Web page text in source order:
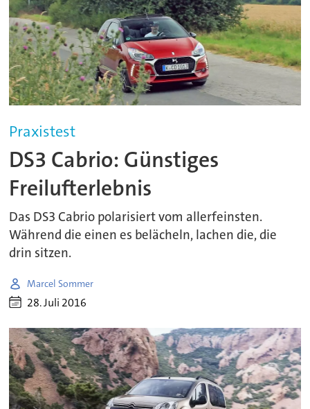
Praxistest
DS3 Cabrio: Günstiges
Freilufterlebnis
Das DS3 Cabrio polarisiert vom allerfeinsten.
Während die einen es belächeln, lachen die, die
drin sitzen.
Marcel Sommer
28. Juli 2016